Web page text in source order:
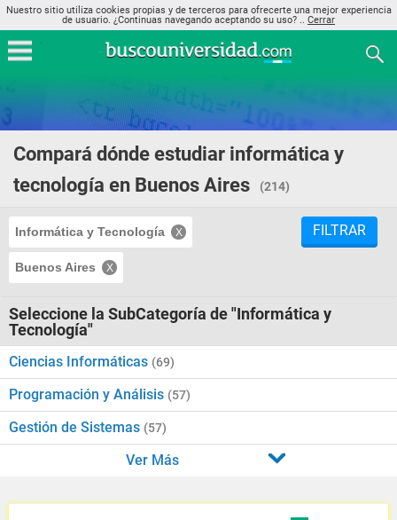
Nuestro sitio utiliza cookies propias y de terceros para ofrecerte una mejor experiencia
de usuario. ¿Continuas navegando aceptando su uso? .. Cerrar
Compará dónde estudiar informática y
tecnología en Buenos Aires
(214)
Informática y Tecnología
Buenos Aires
FILTRAR
Seleccione la SubCategoría de "Informática y
Tecnología"
Ciencias Informáticas (69)
Programación y Análisis (57)
Gestión de Sistemas (57)
Ver Más